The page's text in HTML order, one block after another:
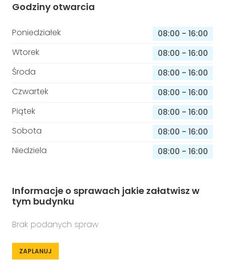
Godziny otwarcia
Poniedziałek 08:00 - 16:00
Wtorek
08:00 - 16:00
Środa
08:00 - 16:00
Czwartek
08:00 - 16:00
Piątek
08:00 - 16:00
Sobota
08:00 - 16:00
Niedziela
08:00 - 16:00
Informacje o sprawach jakie załatwisz w
tym budynku
Brak podanych spraw
ZAPLANUJ